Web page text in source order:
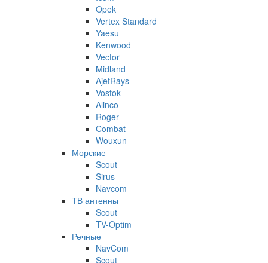
Opek
Vertex Standard
Yaesu
Kenwood
Vector
Midland
AjetRays
Vostok
Alinco
Roger
Combat
Wouxun
Морские
Scout
Sirus
Navcom
ТВ антенны
Scout
TV-Optim
Речные
NavCom
Scout